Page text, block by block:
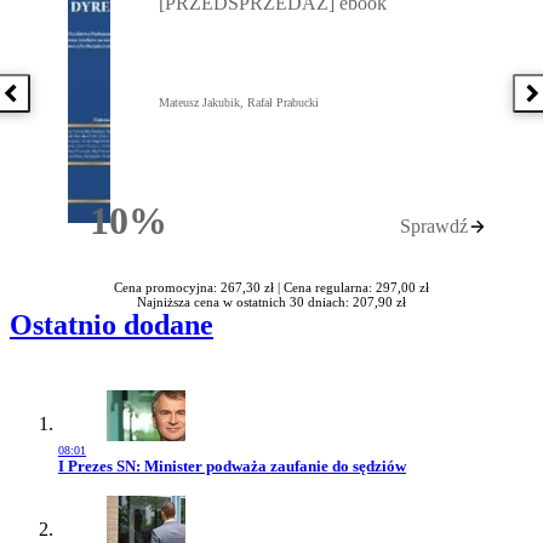
Poprzednia książka
10%Rabatu
Mateusz Jakubik, Rafał Prabucki
Sprawdź
Cena promocyjna: 267,30 zł | Cena regularna: 297,00 zł
Najniższa cena w ostatnich 30 dniach: 207,90 zł
Ostatnio dodane
08:01
Przejdź do artykułu:
I Prezes SN: Minister podważa zaufanie do sędziów